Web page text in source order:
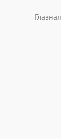
Главная